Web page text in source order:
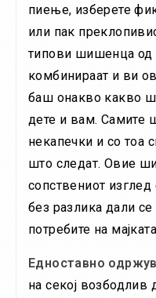
пиење, изберете
или пак
типови шишенца од
комбинираат и ви
баш онакво какво
дете и вам. Самите
некапечки и со тоа
што следат. Овие
сопствениот
без разлика дали
потребите на
Едноставно
на секој возбодлив